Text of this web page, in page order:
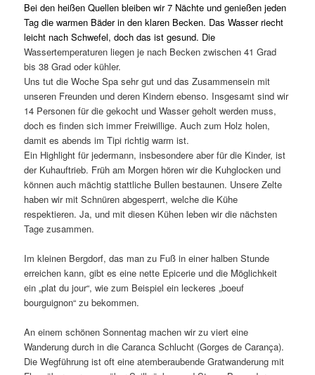
Bei den heißen Quellen bleiben wir 7 Nächte und genießen jeden
Tag die warmen Bäder in den klaren Becken. Das Wasser riecht
leicht nach Schwefel, doch das ist gesund. Die
Wassertemperaturen liegen je nach Becken zwischen 41 Grad
bis 38 Grad oder kühler.
Uns tut die Woche Spa sehr gut und das Zusammensein mit
unseren Freunden und deren Kindern ebenso. Insgesamt sind wir
14 Personen für die gekocht und Wasser geholt werden muss,
doch es finden sich immer Freiwillige. Auch zum Holz holen,
damit es abends im Tipi richtig warm ist.
Ein Highlight für jedermann, insbesondere aber für die Kinder, ist
der Kuhauftrieb. Früh am Morgen hören wir die Kuhglocken und
können auch mächtig stattliche Bullen bestaunen. Unsere Zelte
haben wir mit Schnüren abgesperrt, welche die Kühe
respektieren. Ja, und mit diesen Kühen leben wir die nächsten
Tage zusammen.
Im kleinen Bergdorf, das man zu Fuß in einer halben Stunde
erreichen kann, gibt es eine nette Epicerie und die Möglichkeit
ein „plat du jour“, wie zum Beispiel ein leckeres „boeuf
bourguignon“ zu bekommen.
An einem schönen Sonnentag machen wir zu viert eine
Wanderung durch in die Caranca Schlucht (Gorges de Carança).
Die Wegführung ist oft eine atemberaubende Gratwanderung mit